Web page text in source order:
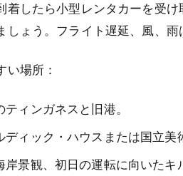
着したら小型レンタカーを受
しょう。フライト遅延、風、雨
い場所：
ティンガネスと旧港。
ディック・ハウスまたは国立美
岸景観、初日の運転に向いたキ